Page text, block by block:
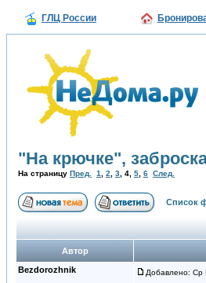
ГЛЦ России
"На крючке",
На страницу Пред. 1 2 3 4 5 6 След.
Список
Автор
Bezdorozhnik
Добавлено: Ср